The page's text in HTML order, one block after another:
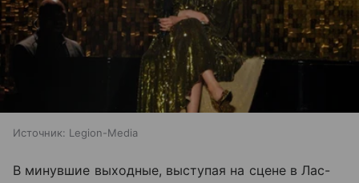
Источник: Legion-Media
В минувшие выходные, выступая на сцене в Лас-